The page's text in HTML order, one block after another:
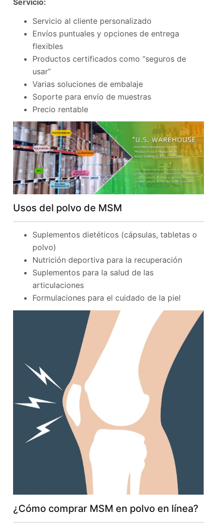
Servicio al cliente personalizado
Envíos puntuales y opciones de entrega
flexibles
Productos certificados como “seguros de
usar”
Varias soluciones de embalaje
Soporte para envío de muestras
Precio rentable
Usos del polvo de MSM
Suplementos dietéticos (cápsulas, tabletas o
polvo)
Nutrición deportiva para la recuperación
Suplementos para la salud de las
articulaciones
Formulaciones para el cuidado de la piel
¿Cómo comprar MSM en polvo en línea?